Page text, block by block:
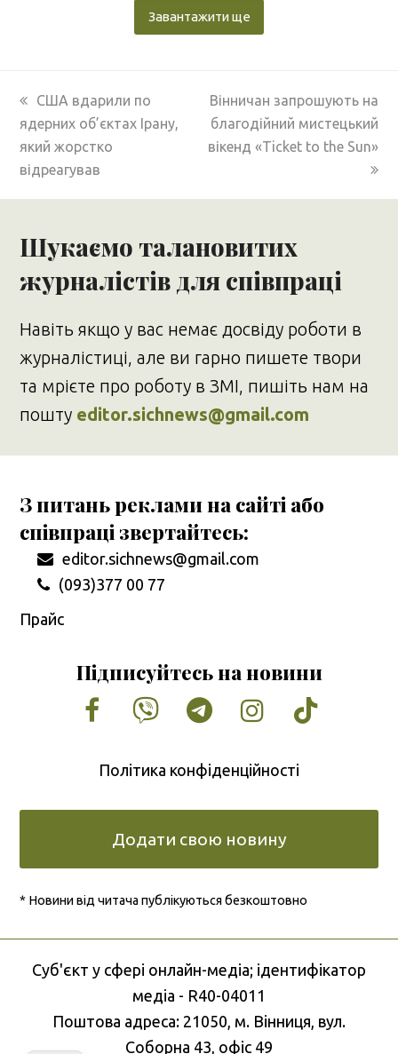
Завантажити ще
previous
post:
США вдарили по
ядерних об’єктах Ірану,
який жорстко
відреагував
next
post:
Вінничан запрошують на
благодійний мистецький
вікенд «Ticket to the Sun»
Шукаємо талановитих
журналістів для співпраці
Навіть якщо у вас немає досвіду роботи в
журналістиці, але ви гарно пишете твори
та мрієте про роботу в ЗМІ, пишіть нам на
пошту editor.sichnews@gmail.com
З питань реклами на сайті або
співпраці звертайтесь:
editor.sichnews@gmail.com
(093)377 00 77
Прайс
Підписуйтесь на новини
Facebook
VimeoTumblrInstagram
Tiktok
Політика конфіденційності
Додати свою новину
* Новини від читача публікуються безкоштовно
Cуб'єкт у сфері онлайн-медіа; ідентифікатор
медіа - R40-04011
Поштова адреса: 21050, м. Вінниця, вул.
Соборна 43, офіс 49